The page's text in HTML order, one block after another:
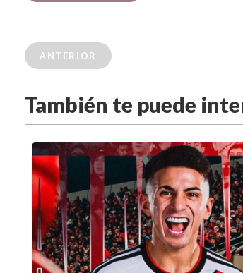
ANTERIOR
También te puede